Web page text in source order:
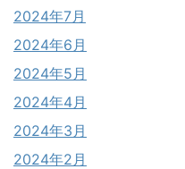
2024年7月
2024年6月
2024年5月
2024年4月
2024年3月
2024年2月